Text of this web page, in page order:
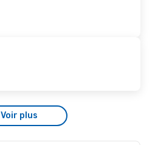
Voir plus